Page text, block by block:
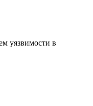
уязвимости в